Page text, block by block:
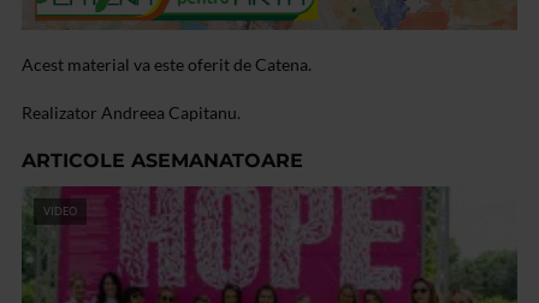
Acest material va este oferit de Catena.
Realizator Andreea Capitanu.
ARTICOLE ASEMANATOARE
VIDEO